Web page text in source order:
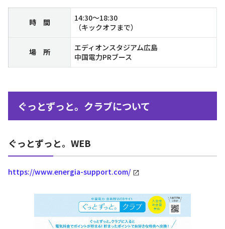
時 間
14:30～18:30
（キックオフまで）
場 所
エディオンスタジアム広島
中国電力PRブース
ぐっとずっと。クラブについて
ぐっとずっと。WEB
https://www.energia-support.com/